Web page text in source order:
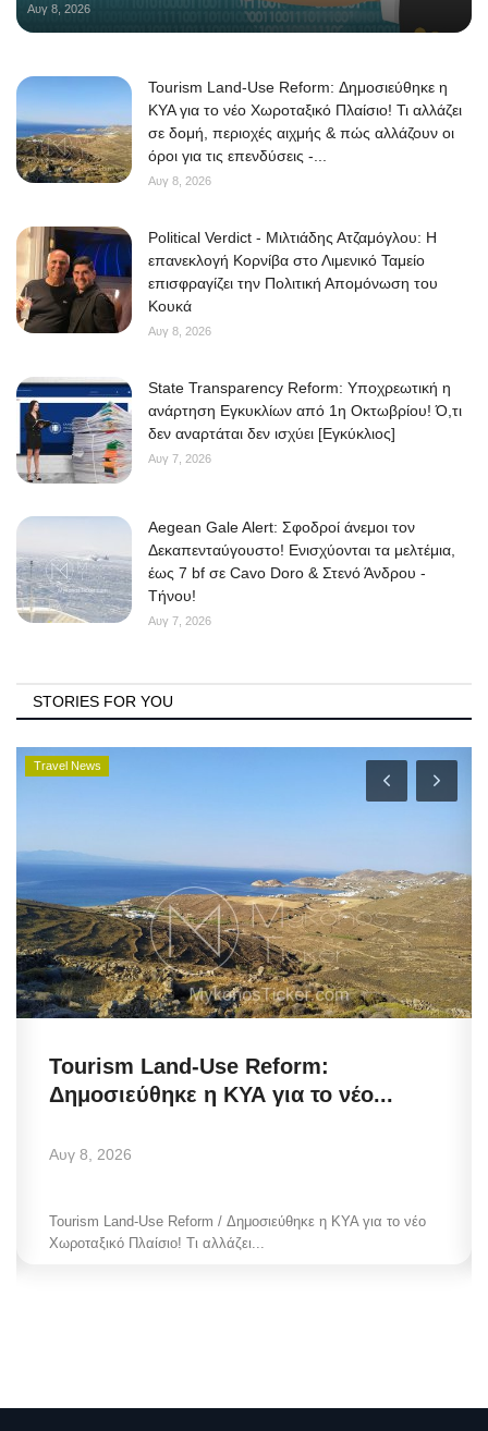
Αυγ 8, 2026
Tourism Land-Use Reform: Δημοσιεύθηκε η
ΚΥΑ για το νέο Χωροταξικό Πλαίσιο! Τι αλλάζει
σε δομή, περιοχές αιχμής & πώς αλλάζουν οι
όροι για τις επενδύσεις -...
Αυγ 8, 2026
Political Verdict - Μιλτιάδης Ατζαμόγλου: Η
επανεκλογή Κορνίβα στο Λιμενικό Ταμείο
επισφραγίζει την Πολιτική Απομόνωση του
Κουκά
Αυγ 8, 2026
State Transparency Reform: Υποχρεωτική η
ανάρτηση Εγκυκλίων από 1η Οκτωβρίου! Ό,τι
δεν αναρτάται δεν ισχύει [Εγκύκλιος]
Αυγ 7, 2026
Aegean Gale Alert: Σφοδροί άνεμοι τον
Δεκαπενταύγουστο! Ενισχύονται τα μελτέμια,
έως 7 bf σε Cavo Doro & Στενό Άνδρου -
Τήνου!
Αυγ 7, 2026
STORIES FOR YOU
Travel News
Tourism Land-Use Reform:
Δημοσιεύθηκε η ΚΥΑ για το νέο...
Αυγ 8, 2026
Tourism Land-Use Reform / Δημοσιεύθηκε η ΚΥΑ για το νέο
Χωροταξικό Πλαίσιο! Τι αλλάζει...